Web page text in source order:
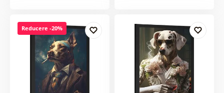
Reducere -20%